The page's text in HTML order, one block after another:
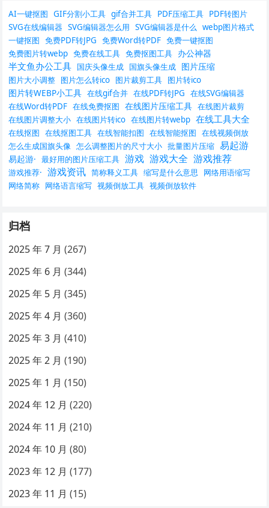
AI一键抠图 GIF分割小工具 gif合并工具 PDF压缩工具 PDF转图片
SVG在线编辑器 SVG编辑器怎么用 SVG编辑器是什么 webp图片格式
一键抠图 免费PDF转JPG 免费Word转PDF 免费一键抠图
免费图片转webp 免费在线工具 免费抠图工具 办公神器
半文鱼办公工具 国庆头像生成 国旗头像生成 图片压缩
图片大小调整 图片怎么转ico 图片裁剪工具 图片转ico
图片转WEBP小工具 在线gif合并 在线PDF转JPG 在线SVG编辑器
在线Word转PDF 在线免费抠图 在线图片压缩工具 在线图片裁剪
在线图片调整大小 在线图片转ico 在线图片转webp 在线工具大全
在线抠图 在线抠图工具 在线智能扣图 在线智能抠图 在线视频倒放
怎么生成国旗头像 怎么调整图片的尺寸大小 批量图片压缩 易起游
易起游· 最好用的图片压缩工具 游戏 游戏大全 游戏推荐
游戏推荐· 游戏资讯 简称释义工具 缩写是什么意思
网络用语缩写
网络简称 网络语言缩写 视频倒放工具 视频倒放软件
归档
2025 年 7 月 (267)
2025 年 6 月 (344)
2025 年 5 月 (345)
2025 年 4 月 (360)
2025 年 3 月 (410)
2025 年 2 月 (190)
2025 年 1 月 (150)
2024 年 12 月 (220)
2024 年 11 月 (210)
2024 年 10 月 (80)
2023 年 12 月 (177)
2023 年 11 月 (15)